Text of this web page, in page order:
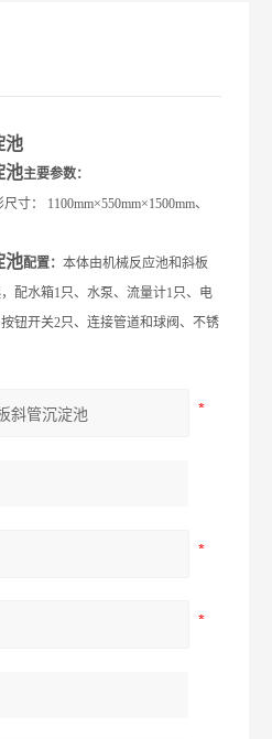
池
池主要参数：
寸： 1100mm×550mm×1500mm、
池配置：本体由机械反应池和斜板
配水箱1只、水泵、流量计1只、电
钮开关2只、连接管道和球阀、不锈